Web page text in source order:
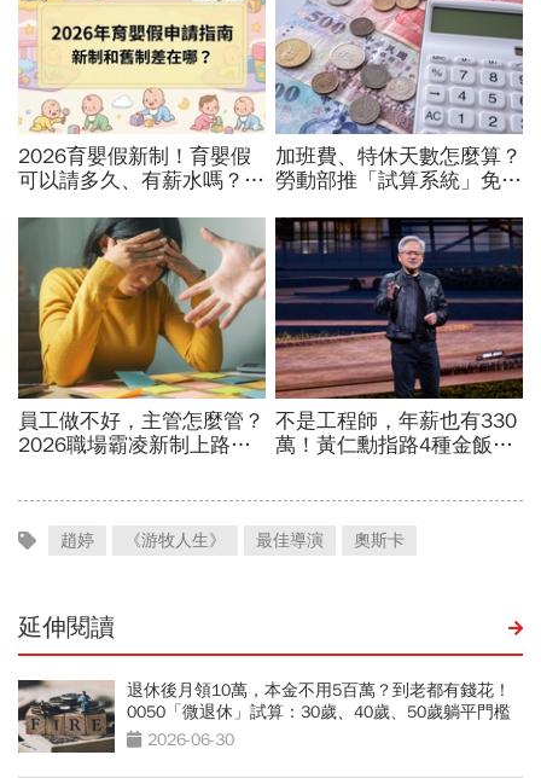
趙婷 《游牧人生》 最佳導演 奧斯卡
延伸閱讀
退休後月領10萬，本金不用5百萬？到老都有錢花！
0050「微退休」試算：30歲、40歲、50歲躺平門檻
公開2026-06-30